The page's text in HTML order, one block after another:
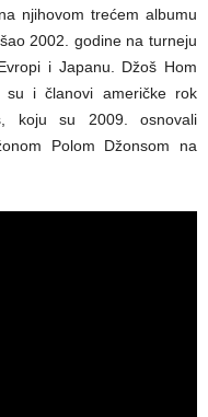
njihovom trećem albumu
2002. godine na turneju
i Japanu. Džoš Hom
su i članovi američke rok
koju su 2009. osnovali
Polom Džonsom na